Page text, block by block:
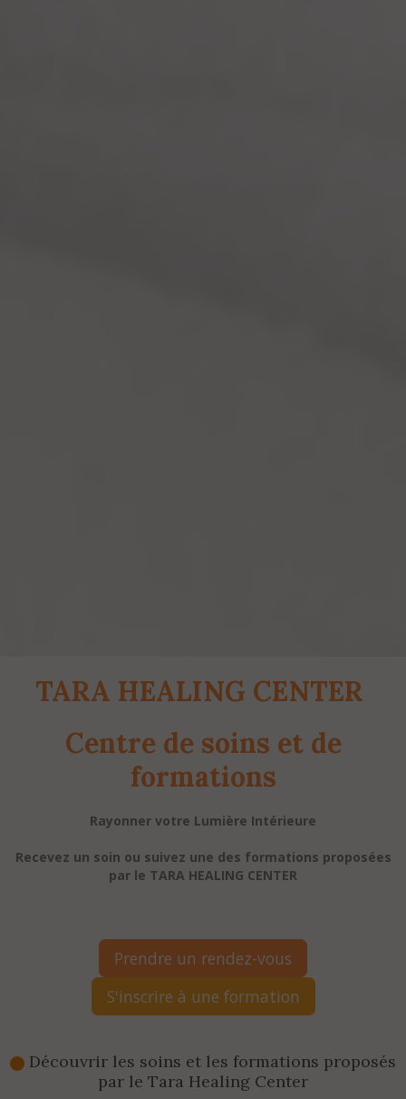
TARA HEALING CENTER
Centre de soins et de
formations
Rayonner votre Lumière Intérieure
Recevez un soin ou suivez une des formations proposées
par le TARA HEALING CENTER
Prendre un rendez-vous
S'inscrire à une formation
Découvrir les soins et les formations proposés
par le Tara Healing Center